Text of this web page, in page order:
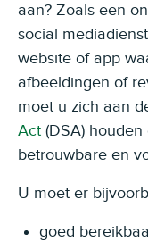
aan? Zoals een
social
website of app
afbeeldingen of
moet u zich aan
Act (DSA)
betrouwbare en
U moet er
goed